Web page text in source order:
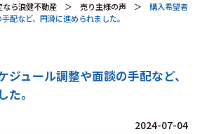
なら浪健不動産 ＞ 売り主様の声 ＞ 購入希望者
配など、円滑に進められました。
ジュール調整や面談の手配など、
た。
2024-07-04